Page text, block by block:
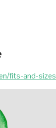
fits-and-sizes